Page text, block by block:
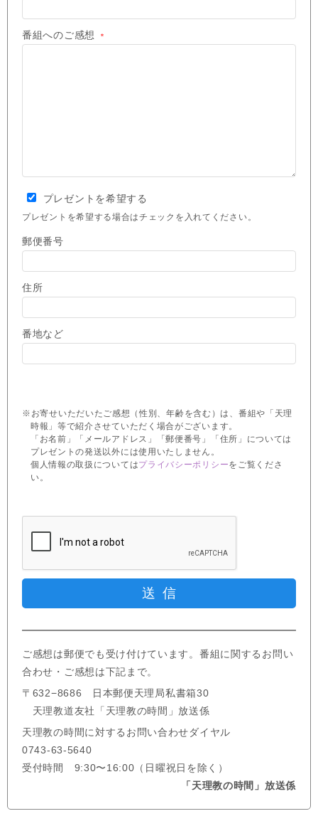
番組へのご感想 ＊
プレゼントを希望する
プレゼントを希望する場合はチェックを入れてください。
郵便番号
住所
番地など
※お寄せいただいたご感想（性別、年齢を含む）は、番組や「天理
時報」等で紹介させていただく場合がございます。
「お名前」「メールアドレス」「郵便番号」「住所」については
プレゼントの発送以外には使用いたしません。
個人情報の取扱についてはプライバシーポリシーをご覧くださ
い。
ご感想は郵便でも受け付けています。番組に関するお問い
合わせ・ご感想は下記まで。
〒632−8686 日本郵便天理局私書箱30
天理教道友社「天理教の時間」放送係
天理教の時間に対するお問い合わせダイヤル
0743-63-5640
受付時間 9:30〜16:00（日曜祝日を除く）
「天理教の時間」放送係